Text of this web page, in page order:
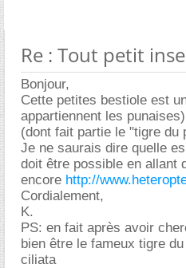
Re : Tout petit
Bonjour,
Cette petites bestiole est
appartiennent les
(dont fait partie le "tigre du
Je ne saurais dire quelle
doit être possible en allant
encore http://
Cordialement,
K.
PS: en fait après avoir
bien être le fameux tigre
ciliata